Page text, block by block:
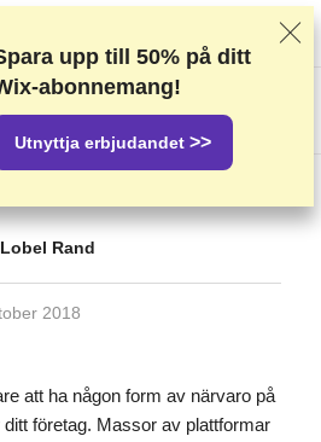
rigorösa tester och efterforskning, men vi
våra kommersiella avtal med
partnerlänkar.Annonseringsinformation
för nybörjare
Rand
2018
att ha någon form av närvaro på
företag. Massor av plattformar
upp till 50% på ditt
abonnemang!
Utnyttja erbjudandet >>